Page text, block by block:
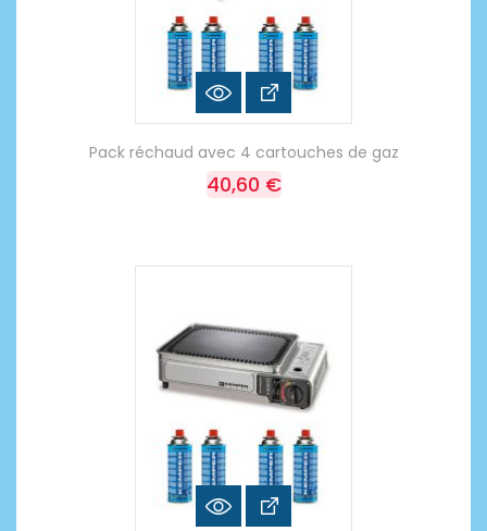
Pack réchaud avec 4 cartouches de gaz
40,60 €